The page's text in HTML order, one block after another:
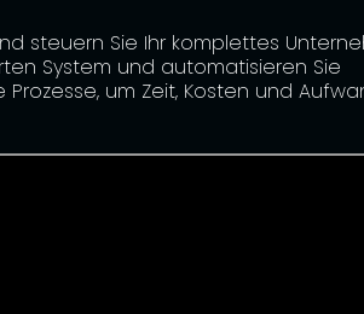
steuern Sie Ihr komplettes
System und automatisieren Sie
um Zeit, Kosten und